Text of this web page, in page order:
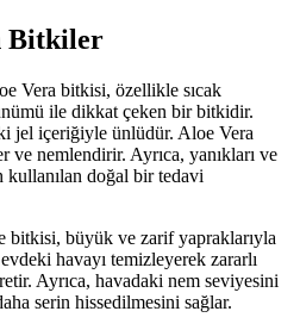
Bitkiler
Vera bitkisi, özellikle sıcak
ile dikkat çeken bir bitkidir.
jel içeriğiyle ünlüdür. Aloe Vera
ve nemlendirir. Ayrıca, yanıkları ve
doğal bir tedavi
bitkisi, büyük ve zarif yapraklarıyla
havayı temizleyerek zararlı
Ayrıca, havadaki nem seviyesini
serin hissedilmesini sağlar.